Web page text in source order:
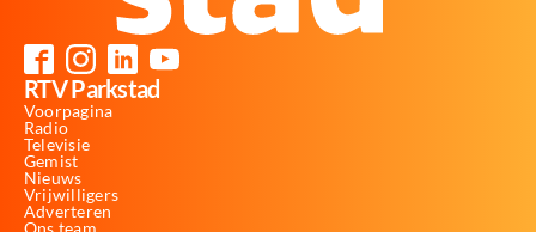
RTV Parkstad
Voorpagina
Radio
Televisie
Gemist
Nieuws
Vrijwilligers
Adverteren
Ons team